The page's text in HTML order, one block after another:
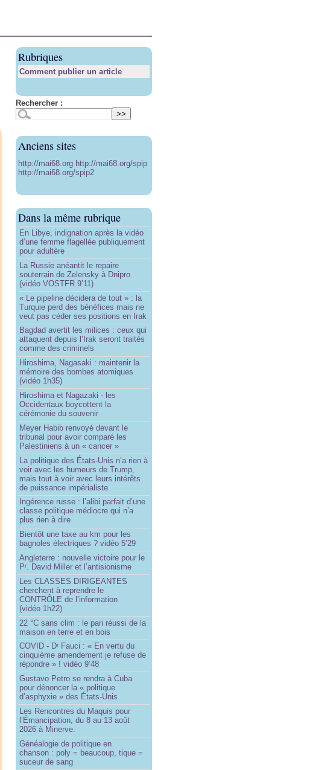
Rubriques
Comment publier un article
Rechercher :
Anciens sites
http://mai68.org http://mai68.org/spip
http://mai68.org/spip2
Dans la même rubrique
En Libye, indignation après la vidéo
d’une femme flagellée publiquement
pour adultère
La Russie anéantit le repaire
souterrain de Zelensky à Dnipro
(vidéo VOSTFR 9’11)
« Le pipeline décidera de tout » : la
Turquie perd des bénéfices mais ne
veut pas céder ses positions en Irak
Bagdad avertit les milices : ceux qui
attaquent depuis l’Irak seront traités
comme des criminels
Hiroshima, Nagasaki : maintenir la
mémoire des bombes atomiques
(vidéo 1h35)
Hiroshima et Nagazaki - les
Occidentaux boycottent la
cérémonie du souvenir
Meyer Habib renvoyé devant le
tribunal pour avoir comparé les
Palestiniens à un « cancer »
La politique des États-Unis n’a rien à
voir avec les humeurs de Trump,
mais tout à voir avec leurs intérêts
de puissance impérialiste.
Ingérence russe : l’alibi parfait d’une
classe politique médiocre qui n’a
plus rien à dire
Bientôt une taxe au km pour les
bagnoles électriques ? vidéo 5’29
Angleterre : nouvelle victoire pour le
Pr
. David Miller et l’antisionisme
Les CLASSES DIRIGEANTES
cherchent à reprendre le
CONTRÔLE de l’information
(vidéo 1h22)
22 °C sans clim : le pari réussi de la
maison en terre et en bois
COVID - Dr Fauci : « En vertu du
cinquième amendement je refuse de
répondre » ! vidéo 9’48
Gustavo Petro se rendra à Cuba
pour dénoncer la « politique
d’asphyxie » des États-Unis
Les Rencontres du Maquis pour
l’Émancipation, du 8 au 13 août
2026 à Minerve.
Généalogie de politique en
chanson : poly = beaucoup, tique =
suceur de sang